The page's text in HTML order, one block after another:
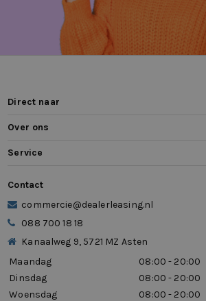
Direct naar
Over ons
Service
Contact
commercie@dealerleasing.nl
088 700 18 18
Kanaalweg 9, 5721 MZ Asten
Maandag
08:00 - 20:00
Dinsdag
08:00 - 20:00
Woensdag
08:00 - 20:00